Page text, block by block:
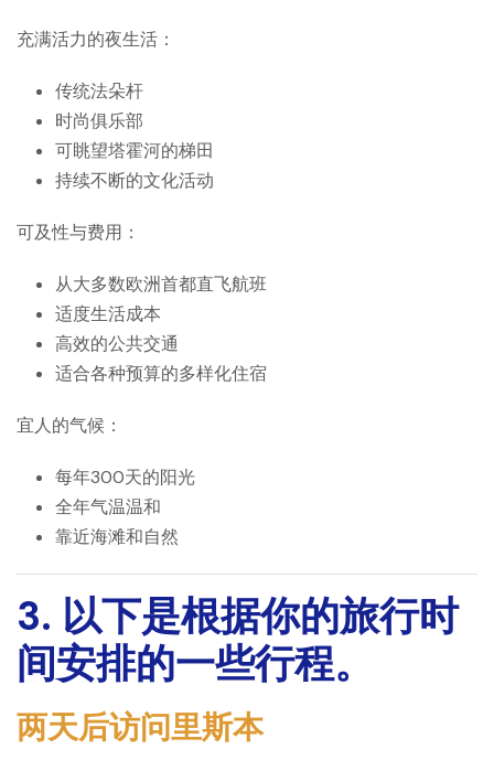
充满活力的夜生活：
传统法朵杆
时尚俱乐部
可眺望塔霍河的梯田
持续不断的文化活动
可及性与费用：
从大多数欧洲首都直飞航班
适度生活成本
高效的公共交通
适合各种预算的多样化住宿
宜人的气候：
每年300天的阳光
全年气温温和
靠近海滩和自然
3. 以下是根据你的旅行时
间安排的一些行程。
两天后访问里斯本